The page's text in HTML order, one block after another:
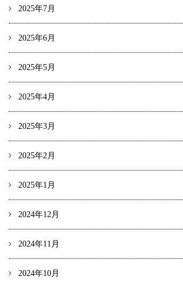
2025年7月
2025年6月
2025年5月
2025年4月
2025年3月
2025年2月
2025年1月
2024年12月
2024年11月
2024年10月